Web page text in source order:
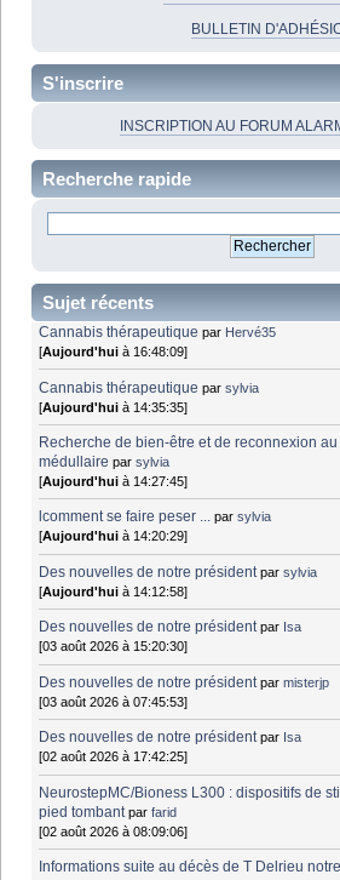
BULLETIN
S'inscrire
INSCRIPTION AU FORUM
Recherche rapide
Sujet récents
Cannabis thérapeutique par Hervé35
[Aujourd'hui à 16:48:09]
Cannabis thérapeutique parsylvia
[Aujourd'hui à 14:35:35]
Recherche de bien-être et de reconnexion
médullaire parsylvia
[Aujourd'hui à 14:27:45]
lcomment se faire peser ... parsylvia
[Aujourd'hui à 14:20:29]
Des nouvelles de notre président parsylvia
[Aujourd'hui à 14:12:58]
Des nouvelles de notre président par Isa
[03 août 2026 à 15:20:30]
Des nouvelles de notre président parmisterjp
[03 août 2026 à 07:45:53]
Des nouvelles de notre président par Isa
[02 août 2026 à 17:42:25]
NeurostepMC/Bioness L300 : dispositifs de
pied tombant parfarid
[02 août 2026 à 08:09:06]
Informations suite au décès de T Delrieu